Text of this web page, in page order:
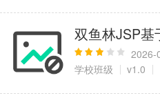
双鱼林JSP基
2026-
学校班级
v1.0